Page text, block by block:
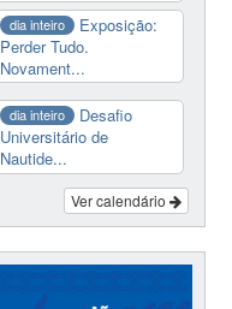
dia inteiro
Exposição:
Perder Tudo.
Novament...
dia inteiro
Desafio
Universitário de
Nautide...
Ver calendário